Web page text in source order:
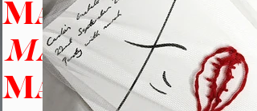
MAISON PAPER
MAISON PAPER
MAISON PAPER